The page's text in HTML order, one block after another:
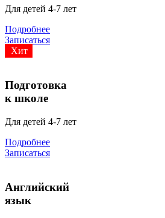
Для детей 4-7 лет
Подробнее
Записаться
Хит
Подготовка
к школе
Для детей 4-7 лет
Подробнее
Записаться
Английский
язык